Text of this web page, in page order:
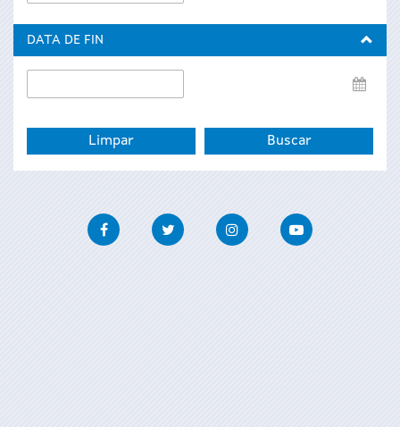
de
DATA DE FIN
de
FacebookTwitter InstagramYoutube